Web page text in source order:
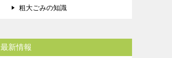
粗大ごみの知識
最新情報